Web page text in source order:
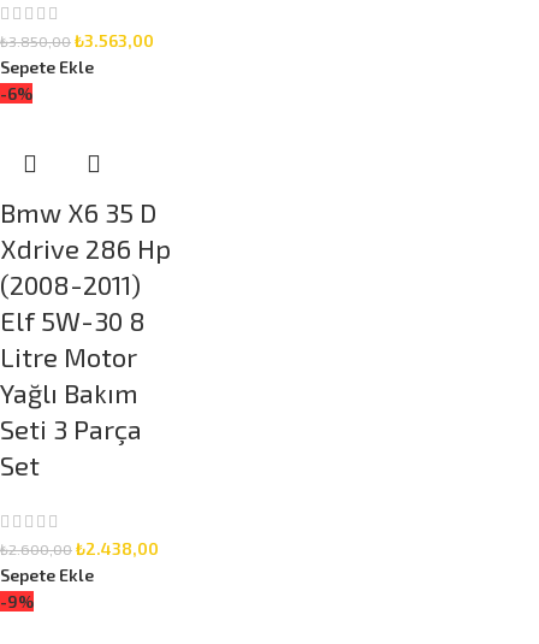
₺3.850,00₺3.563,00
Sepete Ekle
-6%
Bmw X6 35 D
Xdrive 286 Hp
(2008-2011)
Elf 5W-30 8
Litre Motor
Yağlı Bakım
Seti 3 Parça
Set
₺2.600,00₺2.438,00
Sepete Ekle
-9%